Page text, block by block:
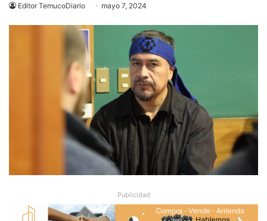
Editor TemucoDiario mayo 7, 2024
Publicidad